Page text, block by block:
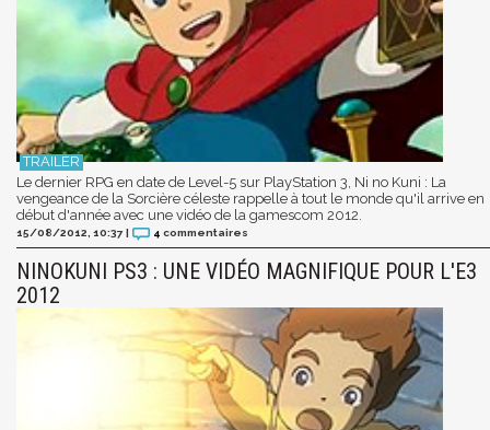
Le dernier RPG en date de Level-5 sur PlayStation 3, Ni no Kuni : La
vengeance de la Sorcière céleste rappelle à tout le monde qu'il arrive en
début d'année avec une vidéo de la gamescom 2012.
15/08/2012, 10:37 | 4 commentaires
NINOKUNI PS3 : UNE VIDÉO MAGNIFIQUE POUR L'E3
2012